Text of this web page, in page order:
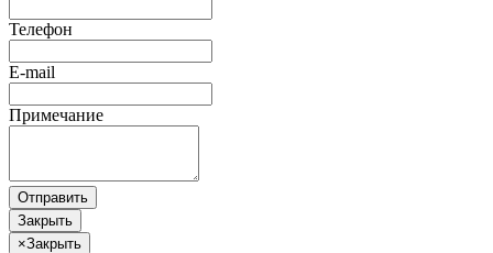
Телефон
E-mail
Примечание
Отправить
Закрыть
×Закрыть